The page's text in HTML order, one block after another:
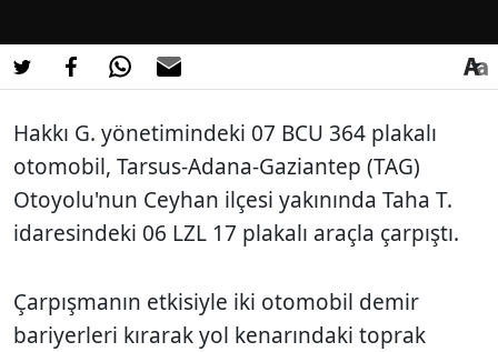
Hakkı G. yönetimindeki 07 BCU 364 plakalı
otomobil, Tarsus-Adana-Gaziantep (TAG)
Otoyolu'nun Ceyhan ilçesi yakınında Taha T.
idaresindeki 06 LZL 17 plakalı araçla çarpıştı.
Çarpışmanın etkisiyle iki otomobil demir
bariyerleri kırarak yol kenarındaki toprak